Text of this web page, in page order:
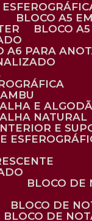
BLOCO A5
BLOCO
A6 PARA
E
NATURAL
E
BLOCO
BLOCO DE
BLOCO DE